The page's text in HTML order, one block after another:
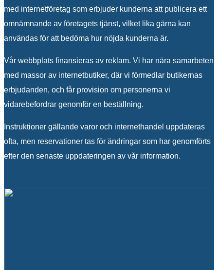
med internetföretag som erbjuder kunderna att publicera ett
omnämnande av företagets tjänst, vilket lika gärna kan
användas för att bedöma hur nöjda kunderna är.
Vår webbplats finansieras av reklam. Vi har nära samarbeten
med massor av internetbutiker, där vi förmedlar butikernas
erbjudanden, och får provision om personerna vi
vidarebefordrar genomför en beställning.
Instruktioner gällande varor och internethandel uppdateras
ofta, men reservationer tas för ändringar som har genomförts
efter den senaste uppdateringen av vår information.